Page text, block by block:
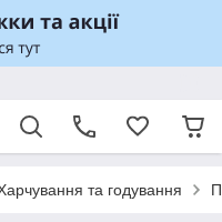
та годування